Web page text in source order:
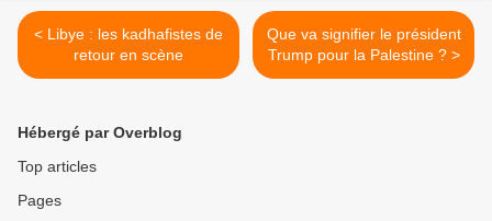
< Libye : les kadhafistes de
retour en scène
Que va signifier le président
Trump pour la Palestine ? >
Hébergé par Overblog
Top articles
Pages